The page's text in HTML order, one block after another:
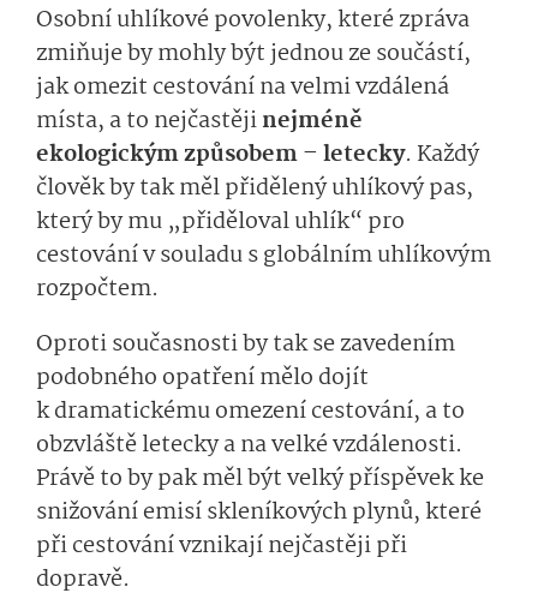
Osobní uhlíkové povolenky, které zpráva
zmiňuje by mohly být jednou ze součástí,
jak omezit cestování na velmi vzdálená
místa, a to nejčastějinejméně
ekologickým způsobem – letecky. Každý
člověk by tak měl přidělený uhlíkový pas,
který by mu „přiděloval uhlík“ pro
cestování v souladu s globálním uhlíkovým
rozpočtem.
Oproti současnosti by tak se zavedením
podobného opatření mělo dojít
k dramatickému omezení cestování, a to
obzvláště letecky a na velké vzdálenosti.
Právě to by pak měl být velký příspěvek ke
snižování emisí skleníkových plynů, které
při cestování vznikají nejčastěji při
dopravě.